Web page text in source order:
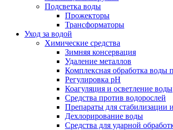
Подсветка воды
Прожекторы
Трансформаторы
Уход за водой
Химические средства
Зимняя консервация
Удаление металлов
Комплексная обработка воды
Регулировка рH
Коагуляция и осветление воды
Средства против водорослей
Препараты для стабилизации
Дехлорирование воды
Средства для ударной